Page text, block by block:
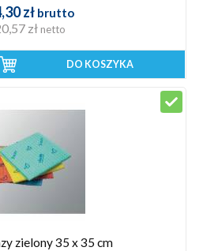
zł brutto
zł netto
DO KOSZYKA
zielony 35 x 35 cm